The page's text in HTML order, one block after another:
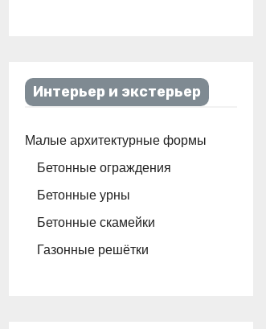
Интерьер и экстерьер
Малые архитектурные формы
Бетонные ограждения
Бетонные урны
Бетонные скамейки
Газонные решётки